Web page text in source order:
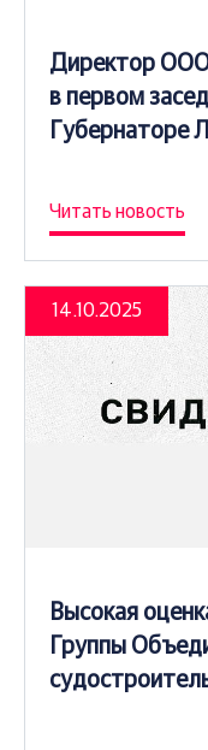
Директор ООО
в первом
Губернаторе
Читать новость
14.10.2025
Высокая
Группы